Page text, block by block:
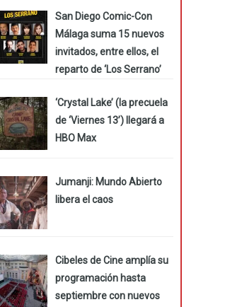
San Diego Comic-Con
Málaga suma 15 nuevos
invitados, entre ellos, el
reparto de ‘Los Serrano’
‘Crystal Lake’ (la precuela
de ‘Viernes 13’) llegará a
HBO Max
Jumanji: Mundo Abierto
libera el caos
Cibeles de Cine amplía su
programación hasta
septiembre con nuevos